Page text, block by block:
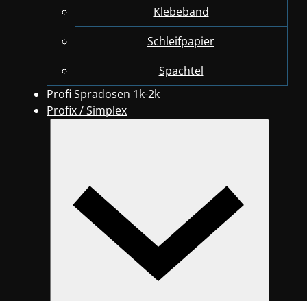
Klebeband
Schleifpapier
Spachtel
Profi Spradosen 1k-2k
Profix / Simplex